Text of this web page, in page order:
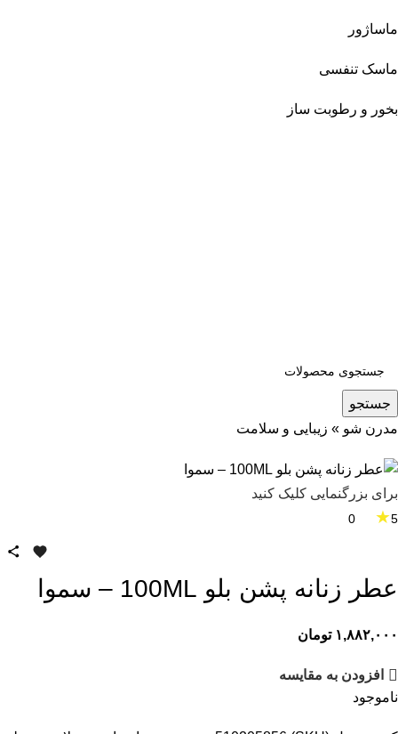
ماساژور
ماسک تنفسی
بخور و رطوبت ساز
جستجو
مدرن شو » زیبایی و سلامت
برای بزرگنمایی کلیک کنید
5
★
عطر زنانه پشن بلو 100ML – سموا
۱,۸۸۲,۰۰۰ تومان
افزودن به مقایسه
ناموجود